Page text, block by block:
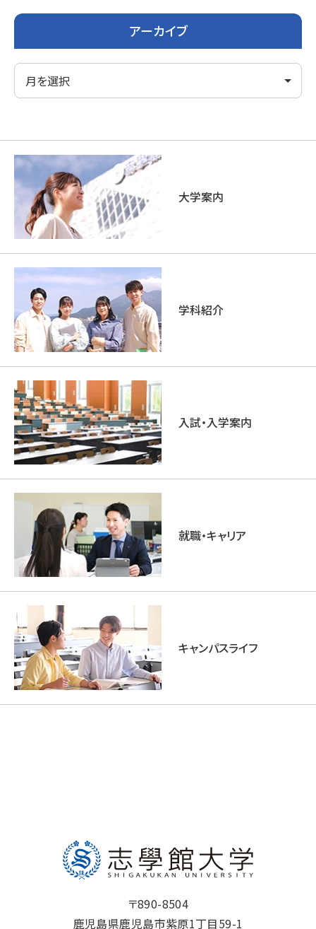
アーカイブ
大学案内
学科紹介
入試・入学案内
就職・キャリア
キャンパスライフ
〒890-8504
鹿児島県鹿児島市紫原1丁目59-1